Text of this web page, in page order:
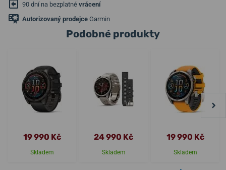
90 dní na bezplatné vrácení
Autorizovaný prodejce Garmin
Podobné produkty
19 990 Kč
Skladem
24 990 Kč
Skladem
19 990 Kč
Skladem